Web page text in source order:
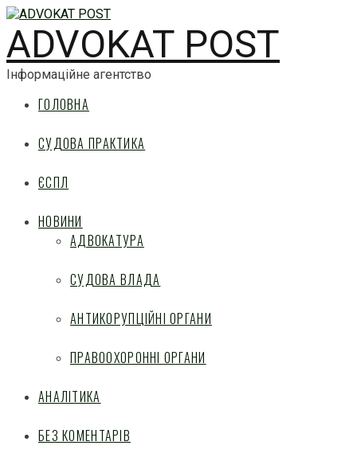
ADVOKAT POST
Інформаційне агентство
ГОЛОВНА
СУДОВА ПРАКТИКА
ЄСПЛ
НОВИНИ
АДВОКАТУРА
СУДОВА ВЛАДА
АНТИКОРУПЦІЙНІ ОРГАНИ
ПРАВООХОРОННІ ОРГАНИ
АНАЛІТИКА
БЕЗ КОМЕНТАРІВ